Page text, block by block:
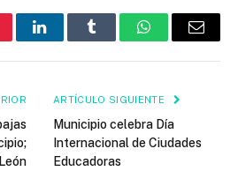
LinkedInTumblr WhatsAppEmail
ARTÍCULO SIGUIENTE
Municipio celebra Día
Internacional de Ciudades
Educadoras